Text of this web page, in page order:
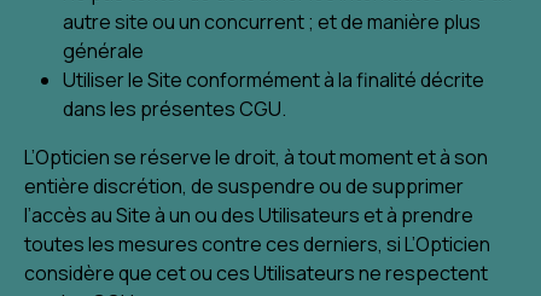
autre site ou un concurrent ; et de manière plus
générale
Utiliser le Site conformément à la finalité décrite
dans les présentes CGU.
L’Opticien se réserve le droit, à tout moment et à son
entière discrétion, de suspendre ou de supprimer
l’accès au Site à un ou des Utilisateurs et à prendre
toutes les mesures contre ces derniers, si L’Opticien
considère que cet ou ces Utilisateurs ne respectent